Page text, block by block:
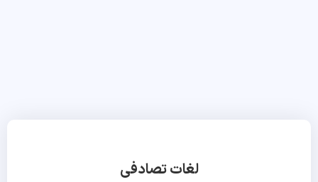
لغات تصادفی